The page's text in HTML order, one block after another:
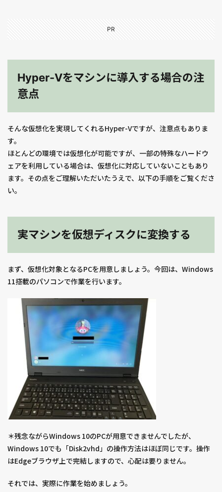
PR
Hyper-Vをマシンに導入する場合の注
意点
そんな仮想化を実現してくれるHyper-Vですが、注意点もありま
す。
ほとんどの環境では仮想化が可能ですが、一部の特殊なハードウ
ェアを利用している場合は、仮想化に対応していないこともあり
ます。その点をご理解いただいたうえで、以下の手順をご覧くださ
い。
実マシンを仮想ディスクに変換する
まず、仮想化対象となるPCを用意しましょう。今回は、Windows
11搭載のパソコンで作業を行います。
＊残念ながらWindows 10のPCが用意できませんでしたが、
Windows 10でも「Disk2vhd」の操作方法はほぼ同じです。操作
はEdgeブラウザ上で完結しますので、心配は要りません。
それでは、実際に作業を始めましょう。